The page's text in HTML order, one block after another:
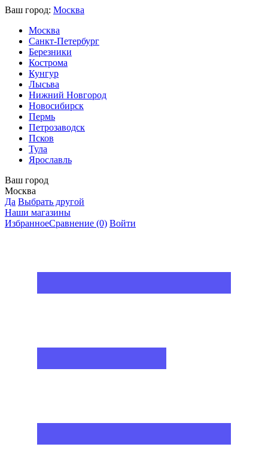
Ваш город: Москва
Москва
Санкт-Петербург
Березники
Кострома
Кунгур
Лысьва
Нижний Новгород
Новосибирск
Пермь
Петрозаводск
Псков
Тула
Ярославль
Ваш город
Москва
Да Выбрать другой
Наши магазины
ИзбранноеСравнение (0) Войти